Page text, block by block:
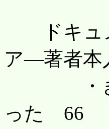
ドキュメ
ア―著者
・きっ
った 66